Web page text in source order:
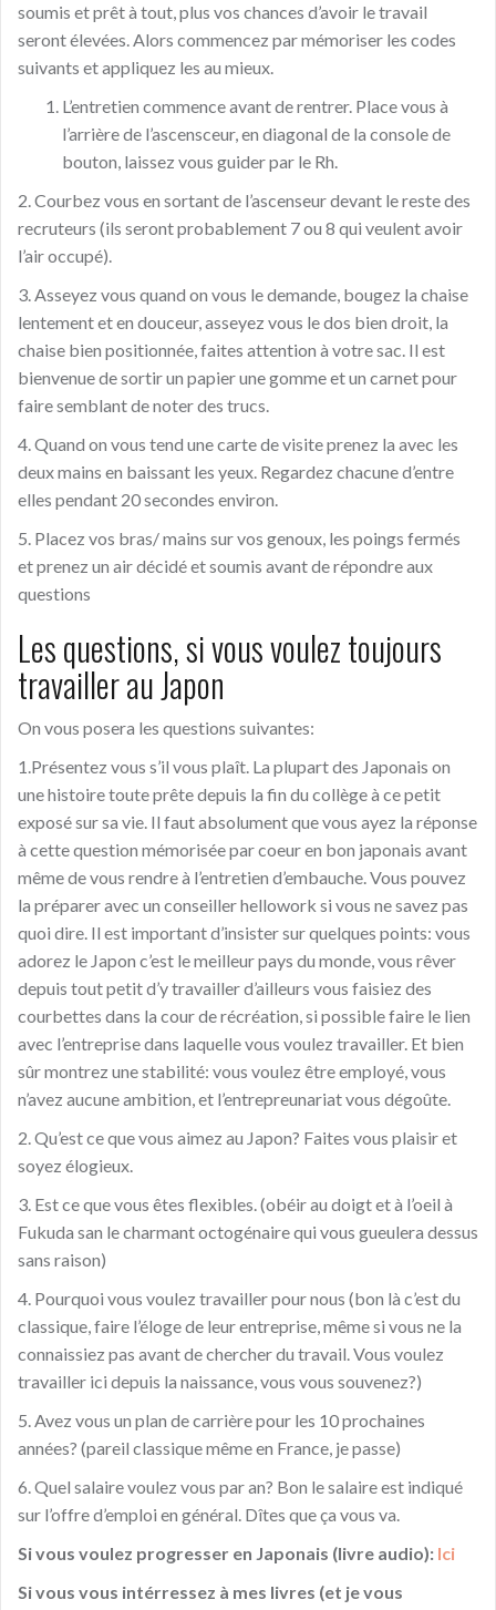
soumis et prêt à tout, plus vos chances d’avoir le travail
seront élevées. Alors commencez par mémoriser les codes
suivants et appliquez les au mieux.
L’entretien commence avant de rentrer. Place vous à
l’arrière de l’ascensceur, en diagonal de la console de
bouton, laissez vous guider par le Rh.
2. Courbez vous en sortant de l’ascenseur devant le reste des
recruteurs (ils seront probablement 7 ou 8 qui veulent avoir
l’air occupé).
3. Asseyez vous quand on vous le demande, bougez la chaise
lentement et en douceur, asseyez vous le dos bien droit, la
chaise bien positionnée, faites attention à votre sac. Il est
bienvenue de sortir un papier une gomme et un carnet pour
faire semblant de noter des trucs.
4. Quand on vous tend une carte de visite prenez la avec les
deux mains en baissant les yeux. Regardez chacune d’entre
elles pendant 20 secondes environ.
5. Placez vos bras/ mains sur vos genoux, les poings fermés
et prenez un air décidé et soumis avant de répondre aux
questions
Les questions, si vous voulez toujours
travailler au Japon
On vous posera les questions suivantes:
1.Présentez vous s’il vous plaît. La plupart des Japonais on
une histoire toute prête depuis la fin du collège à ce petit
exposé sur sa vie. Il faut absolument que vous ayez la réponse
à cette question mémorisée par coeur en bon japonais avant
même de vous rendre à l’entretien d’embauche. Vous pouvez
la préparer avec un conseiller hellowork si vous ne savez pas
quoi dire. Il est important d’insister sur quelques points: vous
adorez le Japon c’est le meilleur pays du monde, vous rêver
depuis tout petit d’y travailler d’ailleurs vous faisiez des
courbettes dans la cour de récréation, si possible faire le lien
avec l’entreprise dans laquelle vous voulez travailler. Et bien
sûr montrez une stabilité: vous voulez être employé, vous
n’avez aucune ambition, et l’entrepreunariat vous dégoûte.
2. Qu’est ce que vous aimez au Japon? Faites vous plaisir et
soyez élogieux.
3. Est ce que vous êtes flexibles. (obéir au doigt et à l’oeil à
Fukuda san le charmant octogénaire qui vous gueulera dessus
sans raison)
4. Pourquoi vous voulez travailler pour nous (bon là c’est du
classique, faire l’éloge de leur entreprise, même si vous ne la
connaissiez pas avant de chercher du travail. Vous voulez
travailler ici depuis la naissance, vous vous souvenez?)
5. Avez vous un plan de carrière pour les 10 prochaines
années? (pareil classique même en France, je passe)
6. Quel salaire voulez vous par an? Bon le salaire est indiqué
sur l’offre d’emploi en général. Dîtes que ça vous va.
Si vous voulez progresser en Japonais (livre audio): Ici
Si vous vous intérressez à mes livres (et je vous